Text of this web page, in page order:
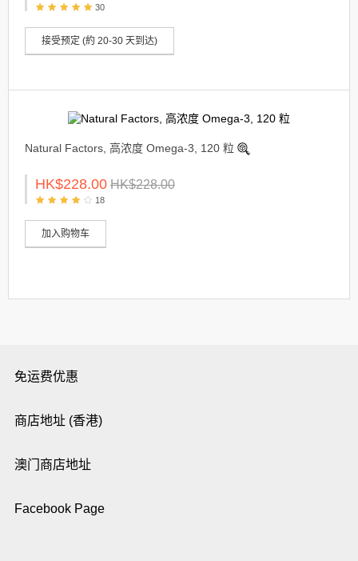
30
接受预定 (約 20-30 天到达)
Natural Factors, 高浓度 Omega-3, 120 粒
HK$228.00 HK$228.00
18
加入购物车
免运费优惠
商店地址 (香港)
澳门商店地址
Facebook Page